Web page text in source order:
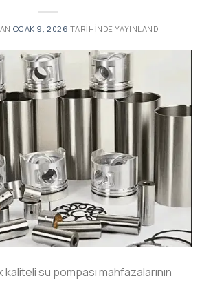
OCAK 9, 2026 TARIHINDE YAYINLANDI
su pompası mahfazalarının